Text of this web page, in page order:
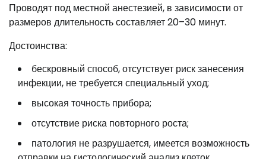
Проводят под местной анестезией, в зависимости от
размеров длительность составляет 20–30 минут.
Достоинства:
бескровный способ, отсутствует риск занесения
инфекции, не требуется специальный уход;
высокая точность прибора;
отсутствие риска повторного роста;
патология не разрушается, имеется возможность